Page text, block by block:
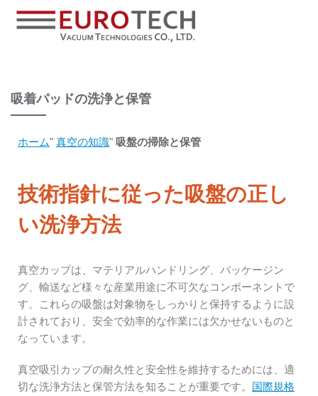
吸着パッドの洗浄と保管
ホーム" 真空の知識" 吸盤の掃除と保管
技術指針に従った吸盤の正し
い洗浄方法
真空カップは、マテリアルハンドリング、パッケージン
グ、輸送など様々な産業用途に不可欠なコンポーネントで
す。これらの吸盤は対象物をしっかりと保持するように設
計されており、安全で効率的な作業には欠かせないものと
なっています。
真空吸引カップの耐久性と安全性を維持するためには、適
切な洗浄方法と保管方法を知ることが重要です。 国際規格